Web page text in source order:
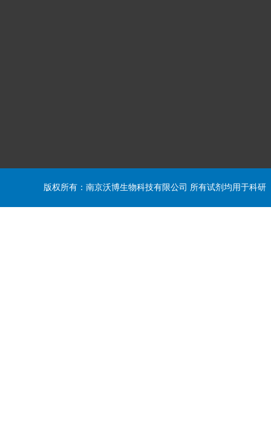
版权所有：南京沃博生物科技有限公司 所有试剂均用于科研